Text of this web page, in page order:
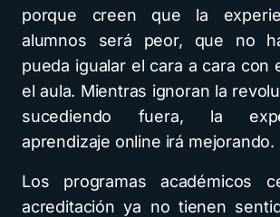
porque creen que la
alumnos será peor, que no
pueda igualar el cara a cara con
el aula. Mientras ignoran la
sucediendo fuera, la
aprendizaje online irá mejorando.
Los programas académicos
acreditación ya no tienen